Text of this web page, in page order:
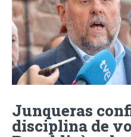
Junqueras
disciplina de